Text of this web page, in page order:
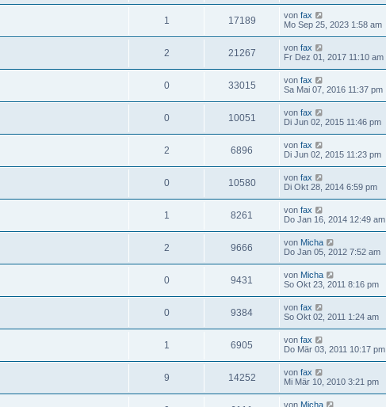
1 17189 von fax
Mo Sep 25, 2023 1:58 am
2 21267 von fax
Fr Dez 01, 2017 11:10 am
0 33015 von fax
Sa Mai 07, 2016 11:37 pm
0 10051 von fax
Di Jun 02, 2015 11:46 pm
2 6896 von fax
Di Jun 02, 2015 11:23 pm
0 10580 von fax
Di Okt 28, 2014 6:59 pm
1 8261 von fax
Do Jan 16, 2014 12:49 am
2 9666 von Micha
Do Jan 05, 2012 7:52 am
0 9431 von Micha
So Okt 23, 2011 8:16 pm
0 9384 von fax
So Okt 02, 2011 1:24 am
1 6905 von fax
Do Mär 03, 2011 10:17 pm
9 14252 von fax
Mi Mär 10, 2010 3:21 pm
von Micha